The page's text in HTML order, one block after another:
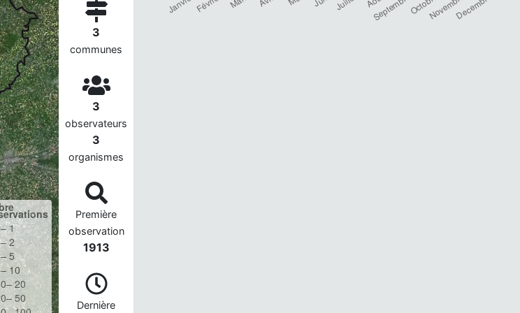
1
2
5
10
20
50
3
communes
3
observateurs
3
organismes
Première
observation
1913
Dernière